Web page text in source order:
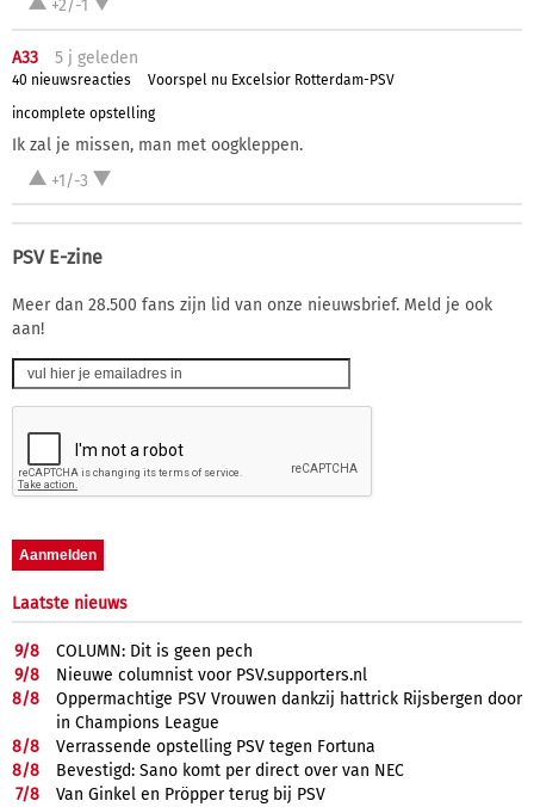
+2/-1
A33 5 j geleden
40 nieuwsreacties
Voorspel nu Excelsior Rotterdam-PSV
incomplete opstelling
Ik zal je missen, man met oogkleppen.
+1/-3
PSV E-zine
Meer dan 28.500 fans zijn lid van onze nieuwsbrief. Meld je ook
aan!
Laatste nieuws
9/8
COLUMN: Dit is geen pech
9/8
Nieuwe columnist voor PSV.supporters.nl
8/8
Oppermachtige PSV Vrouwen dankzij hattrick Rijsbergen door
in Champions League
8/8
Verrassende opstelling PSV tegen Fortuna
8/8
Bevestigd: Sano komt per direct over van NEC
7/8
Van Ginkel en Pröpper terug bij PSV